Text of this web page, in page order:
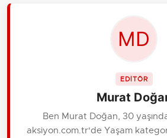
EDİTÖR
Murat
Ben Murat Doğan, 30
aksiyon.com.tr'de Yaşam